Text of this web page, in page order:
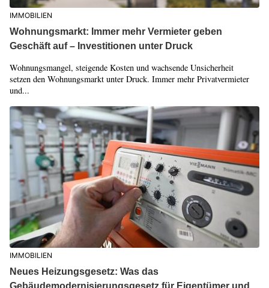
IMMOBILIEN
Wohnungsmarkt: Immer mehr Vermieter geben
Geschäft auf – Investitionen unter Druck
Wohnungsmangel, steigende Kosten und wachsende Unsicherheit
setzen den Wohnungsmarkt unter Druck. Immer mehr Privatvermieter
und...
IMMOBILIEN
Neues Heizungsgesetz: Was das
Gebäudemodernisierungsgesetz für Eigentümer und